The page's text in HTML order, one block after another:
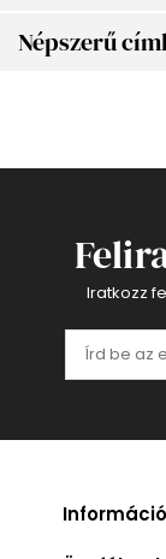
Népszerű
Iratkozz
Információ